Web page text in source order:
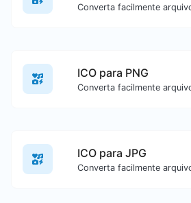
ICO para PNG
ICO para JPG